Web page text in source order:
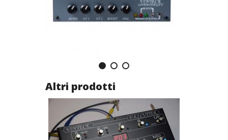
Altri prodotti